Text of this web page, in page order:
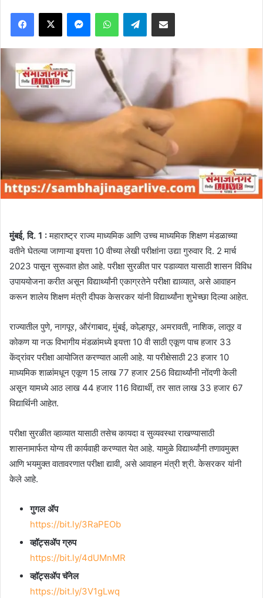
email
Facebook
X MessengerWhatsAppTelegramShare via Email
मुंबई, दि. 1 :महाराष्ट्र राज्य माध्यमिक आणि उच्च माध्यमिक शिक्षण मंडळाच्या
वतीने घेतल्या जाणाऱ्या इयत्ता 10 वीच्या लेखी परीक्षांना उद्या गुरुवार दि. 2 मार्च
2023 पासून सुरूवात होत आहे. परीक्षा सुरळीत पार पडाव्यात यासाठी शासन विविध
उपाययोजना करीत असून विद्यार्थ्यांनी एकाग्रतेने परीक्षा द्याव्यात, असे आवाहन
करून शालेय शिक्षण मंत्री दीपक केसरकर यांनी विद्यार्थ्यांना शुभेच्छा दिल्या आहेत.
राज्यातील पुणे, नागपूर, औरंगाबाद, मुंबई, कोल्हापूर, अमरावती, नाशिक, लातूर व
कोकण या नऊ विभागीय मंडळांमध्ये इयत्ता 10 वी साठी एकूण पाच हजार 33
केंद्रांवर परीक्षा आयोजित करण्यात आली आहे. या परीक्षेसाठी 23 हजार 10
माध्यमिक शाळांमधून एकूण 15 लाख 77 हजार 256 विद्यार्थ्यांनी नोंदणी केली
असून यामध्ये आठ लाख 44 हजार 116 विद्यार्थी, तर सात लाख 33 हजार 67
विद्यार्थिनी आहेत.
परीक्षा सुरळीत व्हाव्यात यासाठी तसेच कायदा व सुव्यवस्था राखण्यासाठी
शासनामार्फत योग्य ती कार्यवाही करण्यात येत आहे. यामुळे विद्यार्थ्यांनी तणावमुक्त
आणि भयमुक्त वातावरणात परीक्षा द्यावी, असे आवाहन मंत्री श्री. केसरकर यांनी
केले आहे.
गुगल ॲप
https://bit.ly/3RaPEOb
व्हॉट्सॲप ग्रुप
https://bit.ly/4dUMnMR
व्हॉट्सॲप चॅनेल
https://bit.ly/3V1gLwq